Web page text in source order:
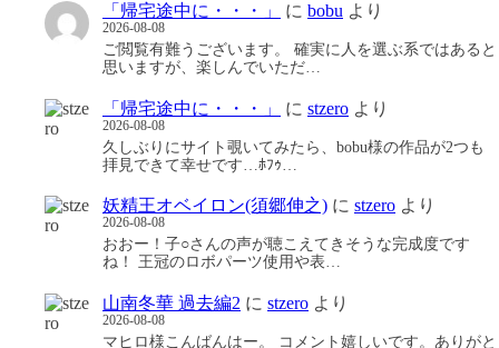
「帰宅途中に・・・」
に bobu より
2026-08-08
ご閲覧有難うございます。 確実に人を選ぶ系ではあると
思いますが、楽しんでいただ…
「帰宅途中に・・・」 に stzero より
2026-08-08
久しぶりにサイト覗いてみたら、bobu様の作品が2つも
拝見できて幸せです…ﾎﾌｩ…
妖精王オベイロン(須郷伸之) に stzero より
2026-08-08
おおー！子○さんの声が聴こえてきそうな完成度です
ね！ 王冠のロボパーツ使用や表…
山南冬華 過去編2 に stzero より
2026-08-08
マヒロ様こんばんはー。 コメント嬉しいです。ありがと